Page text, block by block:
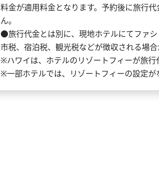
料金が適用料金となります。予約後に旅行
ん。
●旅行代金とは別に、現地ホテルにてファ
市税、宿泊税、観光税などが徴収される場
※ハワイは、ホテルのリゾートフィーが旅行
※一部ホテルでは、リゾートフィーの設定が